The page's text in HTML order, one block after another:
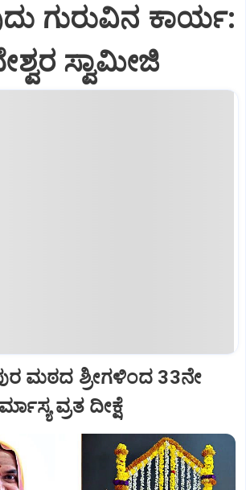
ಗುರುವಿನ ಕಾರ್ಯ:
ಸ್ವಾಮೀಜಿ
ಮಠದ ಶ್ರೀಗಳಿಂದ 33ನೇ
ವ್ರತ ದೀಕ್ಷೆ